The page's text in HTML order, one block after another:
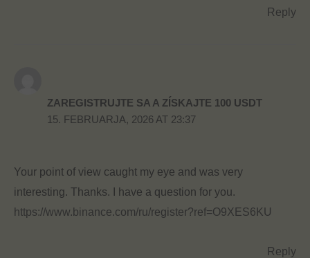
Reply
ZAREGISTRUJTE SA A ZÍSKAJTE 100 USDT
15. FEBRUARJA, 2026 AT 23:37
Your point of view caught my eye and was very
interesting. Thanks. I have a question for you.
https://www.binance.com/ru/register?ref=O9XES6KU
Reply